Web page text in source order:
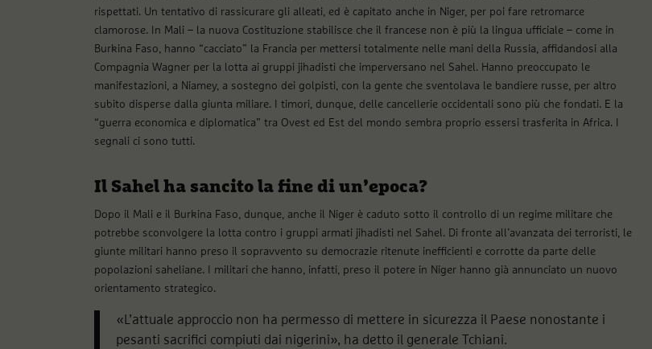
rispettati. Un tentativo di rassicurare gli alleati, ed è capitato anche in Niger, per poi fare retromarce
clamorose. In Mali – la nuova Costituzione stabilisce che il francese non è più la lingua ufficiale – come in
Burkina Faso, hanno “cacciato” la Francia per mettersi totalmente nelle mani della Russia, affidandosi alla
Compagnia Wagner per la lotta ai gruppi jihadisti che imperversano nel Sahel. Hanno preoccupato le
manifestazioni, a Niamey, a sostegno dei golpisti, con la gente che sventolava le bandiere russe, per altro
subito disperse dalla giunta miliare. I timori, dunque, delle cancellerie occidentali sono più che fondati. E la
“guerra economica e diplomatica” tra Ovest ed Est del mondo sembra proprio essersi trasferita in Africa. I
segnali ci sono tutti.
Il Sahel ha sancito la fine di un’epoca?
Dopo il Mali e il Burkina Faso, dunque, anche il Niger è caduto sotto il controllo di un regime militare che
potrebbe sconvolgere la lotta contro i gruppi armati jihadisti nel Sahel. Di fronte all’avanzata dei terroristi, le
giunte militari hanno preso il sopravvento su democrazie ritenute inefficienti e corrotte da parte delle
popolazioni saheliane. I militari che hanno, infatti, preso il potere in Niger hanno già annunciato un nuovo
orientamento strategico.
«L’attuale approccio non ha permesso di mettere in sicurezza il Paese nonostante i
pesanti sacrifici compiuti dai nigerini», ha detto il generale Tchiani.